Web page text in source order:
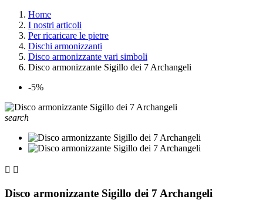
Home
I nostri articoli
Per ricaricare le pietre
Dischi armonizzanti
Disco armonizzante vari simboli
Disco armonizzante Sigillo dei 7 Archangeli
-5%
search
 
Disco armonizzante Sigillo dei 7 Archangeli